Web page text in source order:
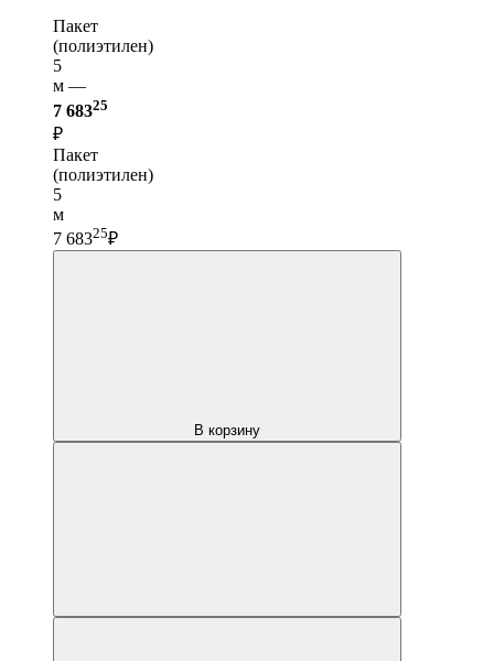
Пакет
(полиэтилен)
5
м —
7 68325
₽
Пакет
(полиэтилен)
5
м
7 68325₽
В корзину